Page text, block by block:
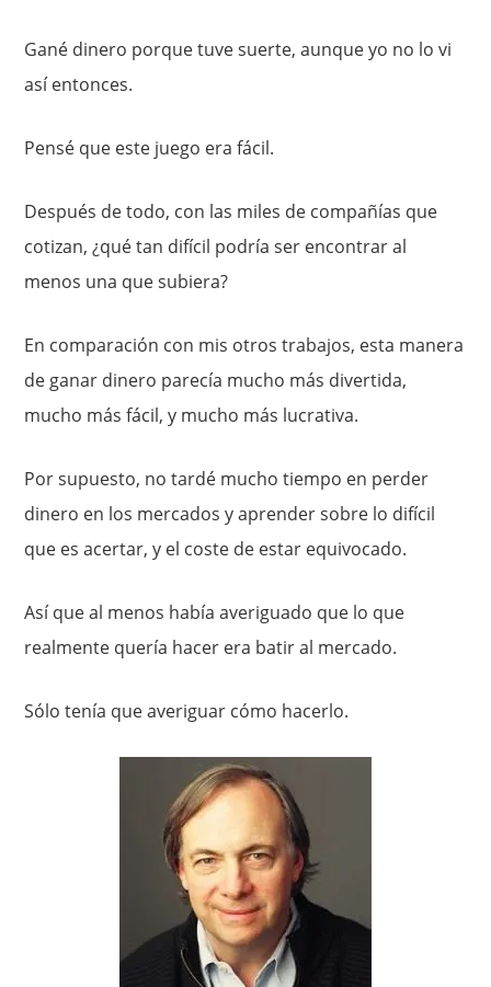
Gané dinero porque tuve suerte, aunque yo no lo vi
así entonces.
Pensé que este juego era fácil.
Después de todo, con las miles de compañías que
cotizan, ¿qué tan difícil podría ser encontrar al
menos una que subiera?
En comparación con mis otros trabajos, esta manera
de ganar dinero parecía mucho más divertida,
mucho más fácil, y mucho más lucrativa.
Por supuesto, no tardé mucho tiempo en perder
dinero en los mercados y aprender sobre lo difícil
que es acertar, y el coste de estar equivocado.
Así que al menos había averiguado que lo que
realmente quería hacer era batir al mercado.
Sólo tenía que averiguar cómo hacerlo.